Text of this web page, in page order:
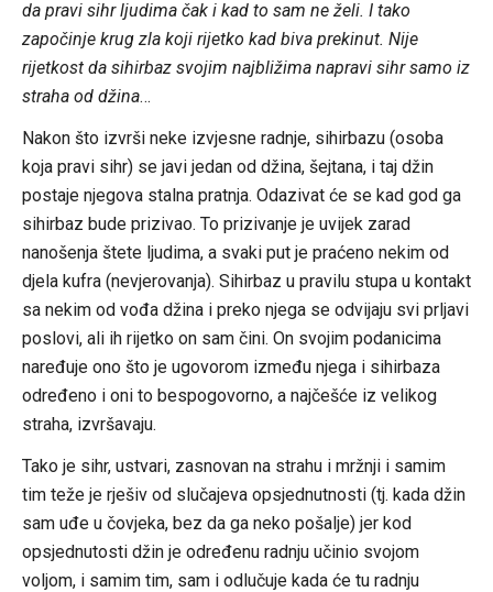
da pravi sihr ljudima čak i kad to sam ne želi. I tako
započinje krug zla koji rijetko kad biva prekinut. Nije
rijetkost da sihirbaz svojim najbližima napravi sihr samo iz
straha od džina…
Nakon što izvrši neke izvjesne radnje, sihirbazu (osoba
koja pravi sihr) se javi jedan od džina, šejtana, i taj džin
postaje njegova stalna pratnja. Odazivat će se kad god ga
sihirbaz bude prizivao. To prizivanje je uvijek zarad
nanošenja štete ljudima, a svaki put je praćeno nekim od
djela kufra (nevjerovanja). Sihirbaz u pravilu stupa u kontakt
sa nekim od vođa džina i preko njega se odvijaju svi prljavi
poslovi, ali ih rijetko on sam čini. On svojim podanicima
naređuje ono što je ugovorom između njega i sihirbaza
određeno i oni to bespogovorno, a najčešće iz velikog
straha, izvršavaju.
Tako je sihr, ustvari, zasnovan na strahu i mržnji i samim
tim teže je rješiv od slučajeva opsjednutnosti (tj. kada džin
sam uđe u čovjeka, bez da ga neko pošalje) jer kod
opsjednutosti džin je određenu radnju učinio svojom
voljom, i samim tim, sam i odlučuje kada će tu radnju